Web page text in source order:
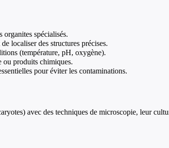
organites spécialisés.
localiser des structures précises.
(température, pH, oxygène).
ou produits chimiques.
pour éviter les contaminations.
avec des techniques de microscopie, leur